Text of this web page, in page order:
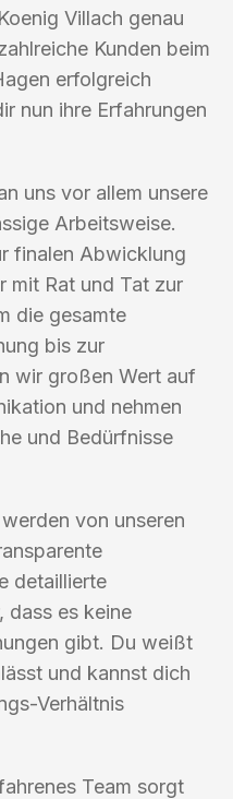
Villach genau
Kunden beim
erfolgreich
nun ihre Erfahrungen
uns vor allem unsere
Arbeitsweise.
finalen Abwicklung
mit Rat und Tat zur
die gesamte
bis zur
wir großen Wert auf
und nehmen
und Bedürfnisse
von unseren
detaillierte
dass es keine
gibt. Du weißt
und kannst dich
Verhältnis
Team sorgt